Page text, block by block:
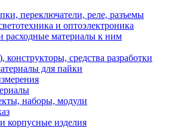
переключатели, реле, разъемы
и оптоэлектроника
расходные материалы к ним
средства разработки
для пайки
наборы, модули
корпусные изделия